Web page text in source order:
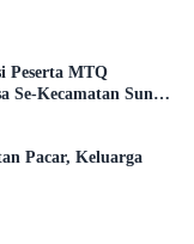
Peserta MTQ
Se-Kecamatan Sungai
Pacar, Keluarga